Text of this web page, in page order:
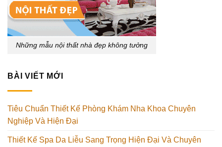
Những mẫu nội thất nhà đẹp không tưởng
BÀI VIẾT MỚI
Tiêu Chuẩn Thiết Kế Phòng Khám Nha Khoa Chuyên
Nghiệp Và Hiện Đại
Thiết Kế Spa Da Liễu Sang Trọng Hiện Đại Và Chuyên